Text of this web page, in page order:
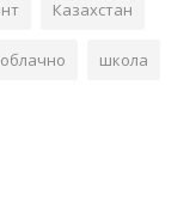
Казахстан
облачно школа